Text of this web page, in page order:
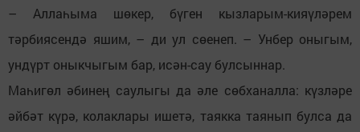
– Аллаһыма шөкер, бүген кызларым-кияүләрем
тәрбиясендә яшим, – ди ул сөенеп. – Унбер оныгым,
ундүрт оныкчыгым бар, исән-сау булсыннар.
Маһигөл әбинең саулыгы да әле сөбханалла: күзләре
әйбәт күрә, колаклары ишетә, таякка таянып булса да